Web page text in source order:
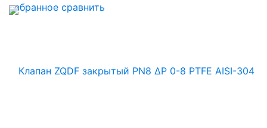
избранное сравнить